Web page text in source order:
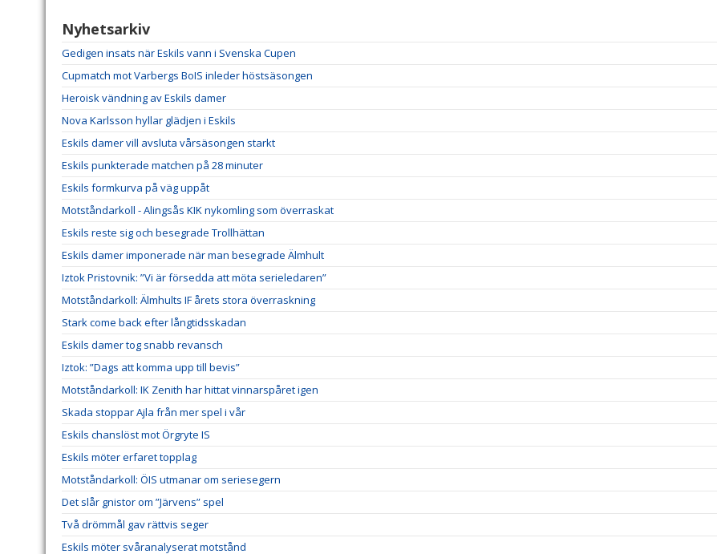
Nyhetsarkiv
Gedigen insats när Eskils vann i Svenska Cupen
Cupmatch mot Varbergs BoIS inleder höstsäsongen
Heroisk vändning av Eskils damer
Nova Karlsson hyllar glädjen i Eskils
Eskils damer vill avsluta vårsäsongen starkt
Eskils punkterade matchen på 28 minuter
Eskils formkurva på väg uppåt
Motståndarkoll - Alingsås KIK nykomling som överraskat
Eskils reste sig och besegrade Trollhättan
Eskils damer imponerade när man besegrade Älmhult
Iztok Pristovnik: ”Vi är försedda att möta serieledaren”
Motståndarkoll: Älmhults IF årets stora överraskning
Stark come back efter långtidsskadan
Eskils damer tog snabb revansch
Iztok: ”Dags att komma upp till bevis”
Motståndarkoll: IK Zenith har hittat vinnarspåret igen
Skada stoppar Ajla från mer spel i vår
Eskils chanslöst mot Örgryte IS
Eskils möter erfaret topplag
Motståndarkoll: ÖIS utmanar om seriesegern
Det slår gnistor om ”Järvens” spel
Två drömmål gav rättvis seger
Eskils möter svåranalyserat motstånd